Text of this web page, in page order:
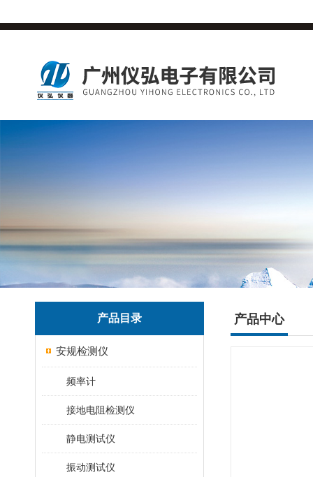
产品目录
安规检测仪
频率计
接地电阻检测仪
静电测试仪
振动测试仪
产品中心